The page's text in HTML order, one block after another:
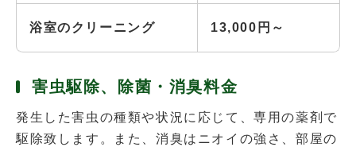
浴室のクリーニング 13,000円～
害虫駆除、除菌・消臭料金
発生した害虫の種類や状況に応じて、専用の薬剤で
駆除致します。また、消臭はニオイの強さ、部屋の